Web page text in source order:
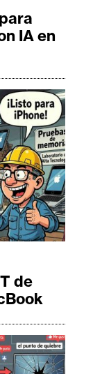
IA en
de